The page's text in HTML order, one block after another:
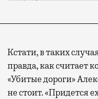
Кстати, в таких
правда, как считает
«Убитые дороги»
не стоит. «Придется